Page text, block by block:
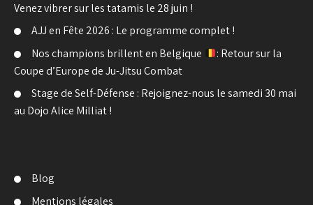
Venez vibrer sur les tatamis le 28 juin !
AJJ en Fête 2026 : Le programme complet !
Nos champions brillent en Belgique
: Retour sur la
Coupe d’Europe de Ju-Jitsu Combat
Stage de Self-Défense : Rejoignez-nous le samedi 30 mai
au Dojo Alice Milliat !
Blog
Mentions légales